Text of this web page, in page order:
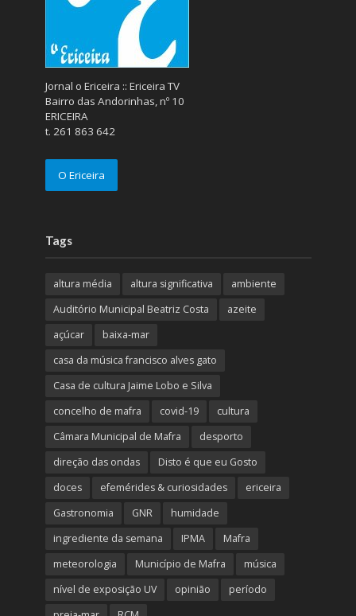
Jornal o Ericeira :: Ericeira TV
Bairro das Andorinhas, nº 10
ERICEIRA
t. 261 863 642
O Ericeira
Tags
altura média altura significativa
ambiente
Auditório Municipal Beatriz Costa
azeite
açúcar
baixa-mar
casa da música francisco alves gato
Casa de cultura Jaime Lobo e Silva
concelho de mafra
covid-19
cultura
Câmara Municipal de Mafra
desporto
direção das ondas
Disto é que eu Gosto
doces
efemérides & curiosidades
ericeira
Gastronomia
GNR
humidade
ingrediente da semana
IPMA
Mafra
meteorologia
Município de Mafra
música
nível de exposição UV
opinião
período